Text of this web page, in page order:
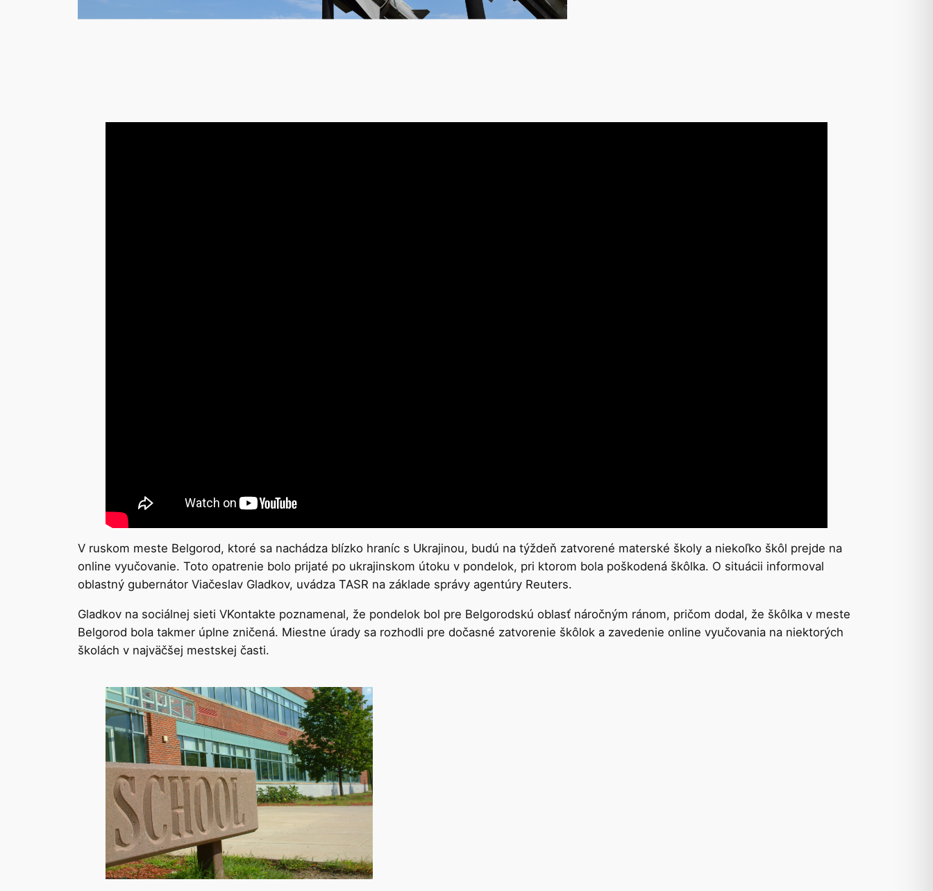
V ruskom meste Belgorod, ktoré sa nachádza blízko hraníc s Ukrajinou, budú na týždeň zatvorené materské školy a niekoľko škôl prejde na
online vyučovanie. Toto opatrenie bolo prijaté po ukrajinskom útoku v pondelok, pri ktorom bola poškodená škôlka. O situácii informoval
oblastný gubernátor Viačeslav Gladkov, uvádza TASR na základe správy agentúry Reuters.
Gladkov na sociálnej sieti VKontakte poznamenal, že pondelok bol pre Belgorodskú oblasť náročným ránom, pričom dodal, že škôlka v meste
Belgorod bola takmer úplne zničená. Miestne úrady sa rozhodli pre dočasné zatvorenie škôlok a zavedenie online vyučovania na niektorých
školách v najväčšej mestskej časti.